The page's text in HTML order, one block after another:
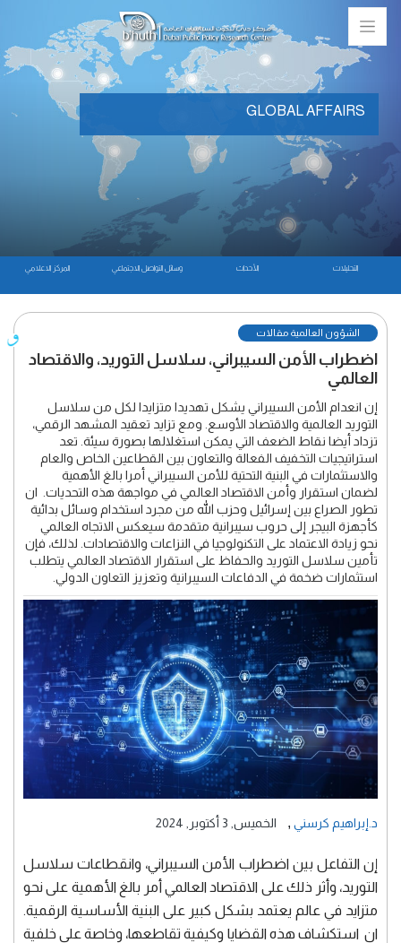
المركز الاعلامي وسائل التواصل الاجتماعي الأحداث التحليلات
GLOBAL AFFAIRS
الشؤون العالمية مقالات
اضطراب الأمن السيبراني، سلاسل التوريد، والاقتصاد
العالمي
إن انعدام الأمن السيبراني يشكل تهديدا متزايدا لكل من سلاسل
التوريد العالمية والاقتصاد الأوسع. ومع تزايد تعقيد المشهد الرقمي،
تزداد أيضا نقاط الضعف التي يمكن استغلالها بصورة سيئة. تعد
استراتيجيات التخفيف الفعالة والتعاون بين القطاعين الخاص والعام
والاستثمارات في البنية التحتية للأمن السيبراني أمرا بالغ الأهمية
لضمان استقرار وأمن الاقتصاد العالمي في مواجهة هذه التحديات. ان
تطور الصراع بين إسرائيل وحزب الله من مجرد استخدام وسائل بدائية
كأجهزة البيجر إلى حروب سيبرانية متقدمة سيعكس الاتجاه العالمي
نحو زيادة الاعتماد على التكنولوجيا في النزاعات والاقتصادات. لذلك، فإن
تأمين سلاسل التوريد والحفاظ على استقرار الاقتصاد العالمي يتطلب
استثمارات ضخمة في الدفاعات السيبرانية وتعزيز التعاون الدولي.
د.إبراهيم كرسني , الخميس, 3 أكتوبر, 2024
إن التفاعل بين اضطراب الأمن السيبراني، وانقطاعات سلاسل
التوريد، وأثر ذلك على الاقتصاد العالمي أمر بالغ الأهمية على نحو
متزايد في عالم يعتمد بشكل كبير على البنية الأساسية الرقمية.
ان استكشاف هذه القضايا وكيفية تقاطعها، وخاصة على خلفية